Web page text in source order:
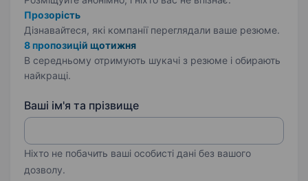
Прозорість
Дізнавайтеся, які компанії переглядали ваше резюме.
8 пропозицій щотижня
В середньому отримують шукачі з резюме і обирають
найкращі.
Ваші ім'я та прізвище
Ніхто не побачить ваші особисті дані без вашого
дозволу.